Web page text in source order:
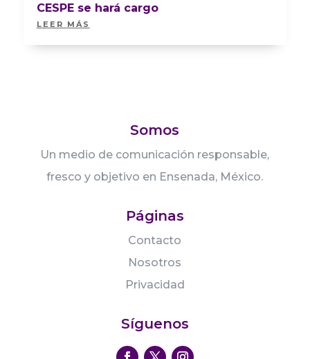
CESPE se hará cargo
LEER MÁS
Somos
Un medio de comunicación responsable,
fresco y objetivo en Ensenada, México.
Páginas
Contacto
Nosotros
Privacidad
Síguenos